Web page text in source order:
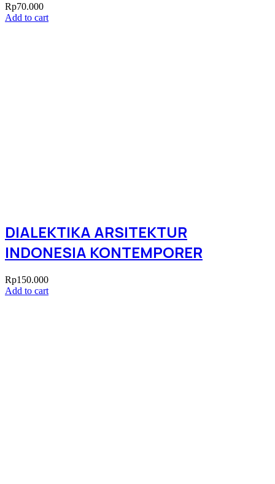
Rp70.000
Add to cart
DIALEKTIKA ARSITEKTUR
INDONESIA KONTEMPORER
Rp150.000
Add to cart